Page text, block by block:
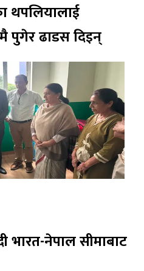
थपलियालाई
पुगेर ढाडस दिइन्
भारत-नेपाल सीमाबाट